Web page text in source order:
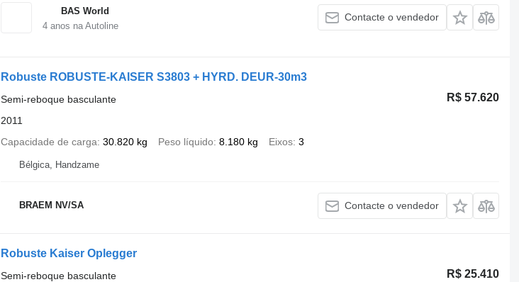
BAS World
4anos na Autoline
Contacte o vendedor
Robuste ROBUSTE-KAISER S3803 + HYRD. DEUR-30m3
R$ 57.620
Semi-reboque basculante
2011
Capacidade de carga 30.820 kg Peso líquido 8.180 kg Eixos 3
Bélgica, Handzame
BRAEM NV/SA Contacte o vendedor
Robuste Kaiser Oplegger
R$ 25.410
Semi-reboque basculante